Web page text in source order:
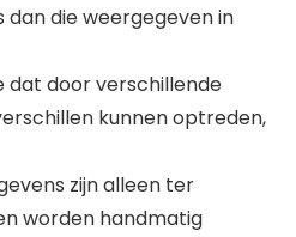
dan die weergegeven in
dat door verschillende
kunnen optreden,
zijn alleen ter
worden handmatig